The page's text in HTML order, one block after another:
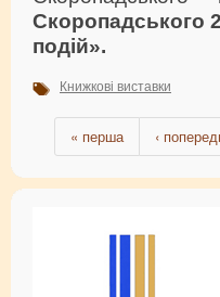
Скоропадського
подій».
Книжкові виставки
« перша ‹